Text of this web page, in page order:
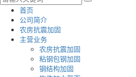
首页
公司简介
农房抗震加固
主营业务
农房抗震加固
粘钢包钢加固
钢结构加固